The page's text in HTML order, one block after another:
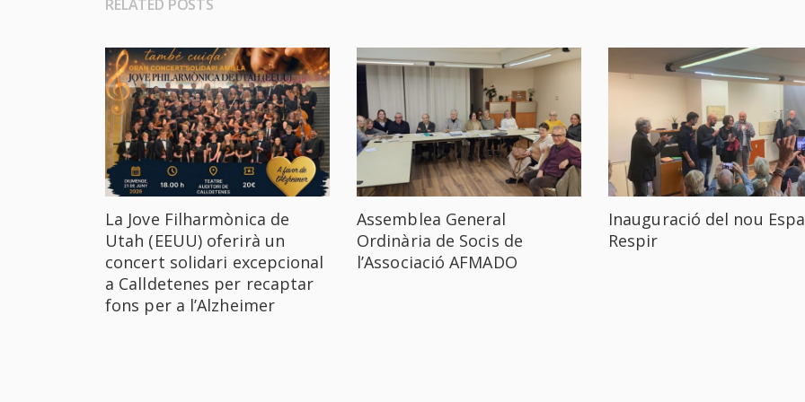
RELATED POSTS
La Jove Filharmònica de
Utah (EEUU) oferirà un
concert solidari excepcional
a Calldetenes per recaptar
fons per a l’Alzheimer
Assemblea General
Ordinària de Socis de
l’Associació AFMADO
Inauguració del nou
Respir